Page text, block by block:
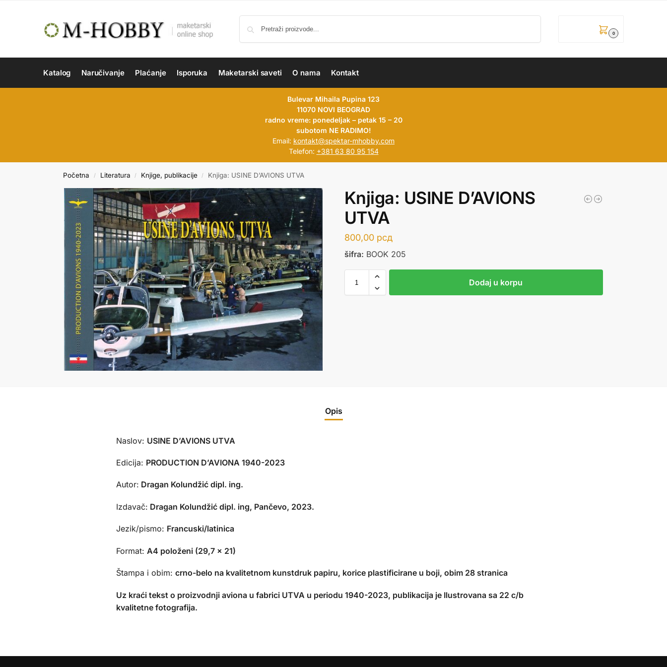
0
Katalog Naručivanje Plaćanje Isporuka Maketarski saveti O nama Kontakt
Bulevar Mihaila Pupina 123
11070 NOVI BEOGRAD
radno vreme: ponedeljak – petak 15 – 20
subotom NE RADIMO!
Email: kontakt@spektar-mhobby.com
Telefon: +381 63 80 95 154
Početna / Literatura / Knjige, publikacije / Knjiga: USINE D’AVIONS UTVA
Knjiga: USINE D’AVIONS
UTVA
800,00 рсд
šifra: BOOK 205
Dodaj u korpu
Opis
Naslov: USINE D’AVIONS UTVA
Edicija: PRODUCTION D’AVIONA 1940-2023
Autor: Dragan Kolundžić dipl. ing.
Izdavač: Dragan Kolundžić dipl. ing, Pančevo, 2023.
Jezik/pismo: Francuski/latinica
Format: A4 položeni (29,7 x 21)
Štampa i obim: crno-belo na kvalitetnom kunstdruk papiru, korice plastificirane u boji, obim 28 stranica
Uz kraći tekst o proizvodnji aviona u fabrici UTVA u periodu 1940-2023, publikacija je Ilustrovana sa 22 c/b
kvalitetne fotografija.